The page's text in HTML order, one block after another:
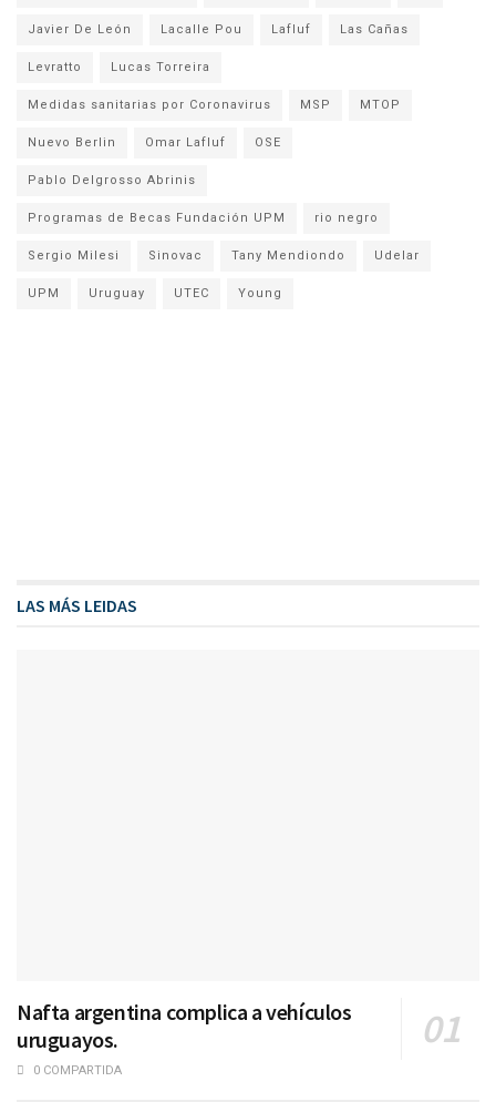
Javier De León Lacalle Pou Lafluf Las Cañas
Levratto Lucas Torreira
Medidas sanitarias por Coronavirus MSP MTOP
Nuevo Berlin Omar Lafluf OSE
Pablo Delgrosso Abrinis
Programas de Becas Fundación UPM rio negro
Sergio Milesi Sinovac Tany Mendiondo Udelar
UPM Uruguay UTEC Young
LAS MÁS LEIDAS
Nafta argentina complica a vehículos
uruguayos.
0 COMPARTIDA